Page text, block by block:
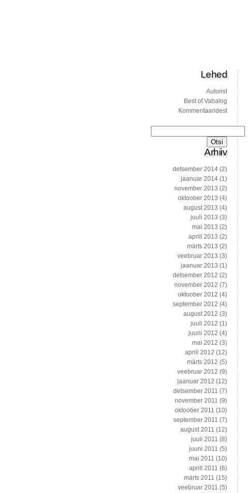
Lehed
Autorist
Best of Vabalog
Kommentaaridest
Arhiiv
detsember 2014 (2)
jaanuar 2014 (1)
november 2013 (2)
oktoober 2013 (4)
august 2013 (4)
juuli 2013 (3)
mai 2013 (2)
aprill 2013 (2)
märts 2013 (2)
veebruar 2013 (3)
jaanuar 2013 (1)
detsember 2012 (2)
november 2012 (7)
oktoober 2012 (4)
september 2012 (4)
august 2012 (3)
juuli 2012 (1)
juuni 2012 (4)
mai 2012 (3)
aprill 2012 (12)
märts 2012 (5)
veebruar 2012 (9)
jaanuar 2012 (12)
detsember 2011 (7)
november 2011 (9)
oktoober 2011 (10)
september 2011 (7)
august 2011 (12)
juuli 2011 (8)
juuni 2011 (5)
mai 2011 (10)
aprill 2011 (6)
märts 2011 (15)
veebruar 2011 (5)